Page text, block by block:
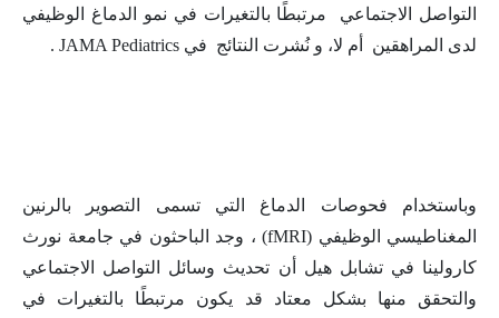
التواصل الاجتماعي مرتبطًا بالتغيرات في نمو الدماغ الوظيفي
لدى المراهقين أم لا، و نُشرت النتائج في JAMA Pediatrics .
وباستخدام فحوصات الدماغ التي تسمى التصوير بالرنين
المغناطيسي الوظيفي (fMRI) ، وجد الباحثون في جامعة نورث
كارولينا في تشابل هيل أن تحديث وسائل التواصل الاجتماعي
والتحقق منها بشكل معتاد قد يكون مرتبطًا بالتغيرات في